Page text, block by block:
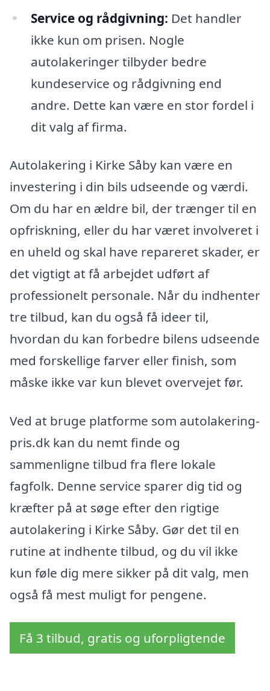
Service og rådgivning: Det handler
ikke kun om prisen. Nogle
autolakeringer tilbyder bedre
kundeservice og rådgivning end
andre. Dette kan være en stor fordel i
dit valg af firma.
Autolakering i Kirke Såby kan være en
investering i din bils udseende og værdi.
Om du har en ældre bil, der trænger til en
opfriskning, eller du har været involveret i
en uheld og skal have repareret skader, er
det vigtigt at få arbejdet udført af
professionelt personale. Når du indhenter
tre tilbud, kan du også få ideer til,
hvordan du kan forbedre bilens udseende
med forskellige farver eller finish, som
måske ikke var kun blevet overvejet før.
Ved at bruge platforme som autolakering-
pris.dk kan du nemt finde og
sammenligne tilbud fra flere lokale
fagfolk. Denne service sparer dig tid og
kræfter på at søge efter den rigtige
autolakering i Kirke Såby. Gør det til en
rutine at indhente tilbud, og du vil ikke
kun føle dig mere sikker på dit valg, men
også få mest muligt for pengene.
Få 3 tilbud, gratis og uforpligtende